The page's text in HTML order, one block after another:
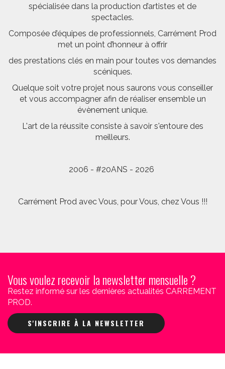
spécialisée dans la production d’artistes et de
spectacles.
Composée d’équipes de professionnels, Carrément Prod
met un point d’honneur à offrir
des prestations clés en main pour toutes vos demandes
scéniques.
Quelque soit votre projet nous saurons vous conseiller
et vous accompagner afin de réaliser ensemble un
évènement unique.
L'art de la réussite consiste à savoir s'entoure des
meilleurs.
2006 - #20ANS - 2026
Carrément Prod avec Vous, pour Vous, chez Vous !!!
Vous voulez recevoir la newsletter mensuelle ?
Restez informé sur les dernières actualités CARREMENT
PROD.
S'INSCRIRE À LA NEWSLETTER